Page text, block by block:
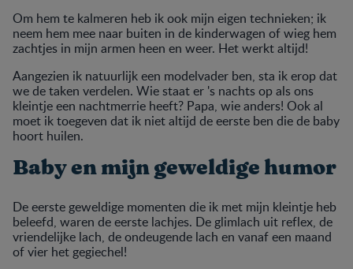
Om hem te kalmeren heb ik ook mijn eigen technieken; ik
neem hem mee naar buiten in de kinderwagen of wieg hem
zachtjes in mijn armen heen en weer. Het werkt altijd!
Aangezien ik natuurlijk een modelvader ben, sta ik erop dat
we de taken verdelen. Wie staat er 's nachts op als ons
kleintje een nachtmerrie heeft? Papa, wie anders! Ook al
moet ik toegeven dat ik niet altijd de eerste ben die de baby
hoort huilen.
Baby en mijn geweldige humor
De eerste geweldige momenten die ik met mijn kleintje heb
beleefd, waren de eerste lachjes. De glimlach uit reflex, de
vriendelijke lach, de ondeugende lach en vanaf een maand
of vier het gegiechel!